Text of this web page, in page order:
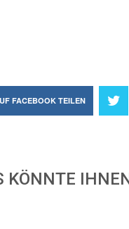
FACEBOOK TEILEN
KÖNNTE